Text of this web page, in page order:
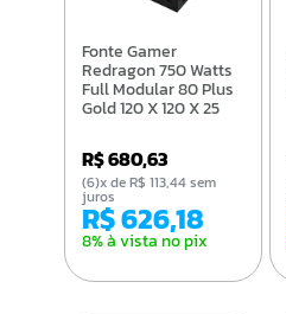
Fonte Gamer
Redragon 750 Watts
Full Modular 80 Plus
Gold 120 X 120 X 25
R$ 680,63
R$ 626,18
8% à vista no pix
(6)x de R$ 113,44 sem
juros